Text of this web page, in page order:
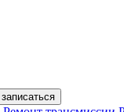
записаться